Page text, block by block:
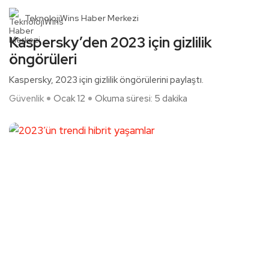
TeknolojiWins Haber Merkezi
Kaspersky’den 2023 için gizlilik
öngörüleri
Kaspersky, 2023 için gizlilik öngörülerini paylaştı.
Güvenlik
Ocak 12 Okuma süresi: 5 dakika